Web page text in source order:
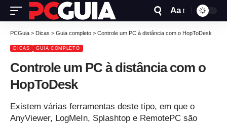
Aa
PCGuia > Dicas > Guia completo > Controle um PC à distância com o HopToDesk
DICAS GUIA COMPLETO
Controle um PC à distância com o
HopToDesk
Existem várias ferramentas deste tipo, em que o
AnyViewer, LogMeIn, Splashtop e RemotePC são